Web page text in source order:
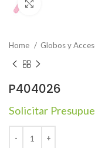
Home Globos y
P404026
Solicitar